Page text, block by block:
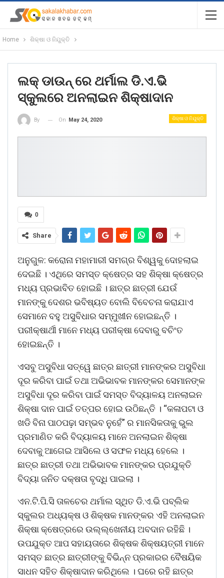
Home ଶିକ୍ଷା ଓ ନିଯୁକ୍ତି
ଲକ୍ ଡାଉନ୍ ରେ ଥର୍ମାଲ ଡି.ଏ.ଭି
ସ୍କୁଲରେ ଅନଲାଇନ ଶିକ୍ଷାଦାନ
ଶିକ୍ଷା ଓ ନିଯୁକ୍ତି
By On May 24, 2020
0
Share
ଅନୁଗୁଳ: କରୋନା ମହାମାରୀ ସମଗ୍ର ବିଶ୍ୱକୁ ଦୋହଲାଇ
ଦେଇଛି । ଏଥିରେ ସମସ୍ତ କ୍ଷେତ୍ର ସହ ଶିକ୍ଷା କ୍ଷେତ୍ର
ମଧ୍ୟ ପ୍ରଭାବିତ ହୋଇଛି । ଛାତ୍ର ଛାତ୍ରୀ ଯେଉଁ
ମାନଙ୍କୁ ଦେଶର ଭବିଷ୍ୟତ ବୋଲି ବିବେଚନା କରାଯାଏ
ସେମାନେ ବହୁ ଅସୁବିଧାର ସମ୍ମୁଖୀନ ହୋଇଛନ୍ତି ।
ପରୀକ୍ଷାର୍ଥୀ ମାନେ ମଧ୍ୟ ପରୀକ୍ଷା ଦେବାରୁ ବଚିଂତ
ହୋଇଛନ୍ତି ।
ଏସବୁ ଅସୁବିଧା ସତ୍ୱେ ଛାତ୍ର ଛାତ୍ରୀ ମାନଙ୍କର ଅସୁବିଧା
ଦୂର କରିବା ପାଇଁ ତଥା ଅଭିଭାବକ ମାନଙ୍କର ସେମାନଙ୍କ
ଅସୁବିଧା ଦୂର କରିବା ପାଇଁ ସମସ୍ତ ବିଦ୍ୟାଳୟ ଅନଲାଇନ
ଶିକ୍ଷା ଦାନ ପାଇଁ ତତ୍ପର ହୋଇ ଉଠିଛନ୍ତି । “କଳାପଟା ଓ
ଖଡି ବିନା ପାଠପଢ଼ା ସମ୍ଭବ ନୁହେଁ” ର ମାନସିକତାକୁ ଭୁଲ
ପ୍ରମାଣିତ କରି ବିଦ୍ୟାଳୟ ମାନେ ଅନଲାଇନ ଶିକ୍ଷା
ଦେବାକୁ ଆଗେଇ ଆସିଲେ ଓ ସଫଳ ମଧ୍ୟ ହେଲେ ।
ଛାତ୍ର ଛାତ୍ରୀ ତଥା ଅଭିଭାବକ ମାନଙ୍କର ପ୍ରଯୁକ୍ତି
ବିଦ୍ୟା ଜନିତ ଦକ୍ଷତା ବୃଦ୍ଧି ପାଇଲା ।
ଏନ.ଟି.ପି.ସି ତାଳଚେର ଥର୍ମାଲ ସ୍ଥିତ ଡି.ଏ.ଭି ପବ୍ଲିକ
ସ୍କୁଲର ଅଧ୍ୟକ୍ଷ ଓ ଶିକ୍ଷକ ମାନଙ୍କର ଏହି ଅନଲାଇନ
ଶିକ୍ଷା କ୍ଷେତ୍ରରେ ଉଲ୍ଲ୍ଖେନୀୟ ଅବଦାନ ରହିଛି ।
ଉପଯୁକ୍ତ ଆପ ସହାୟତାରେ ଶିକ୍ଷକ ଶିକ୍ଷୟତ୍ରୀ ମାନେ
ସମସ୍ତ ଛାତ୍ର ଛାତ୍ରୀଙ୍କୁ ବିଭିନ୍ନ ପ୍ରକାରର ବୈଷୟିକ
ସାଧନ ସହିତ ଶିକ୍ଷାଦାନ କରିଥିଲେ । ଘରେ ରହି ଛାତ୍ର